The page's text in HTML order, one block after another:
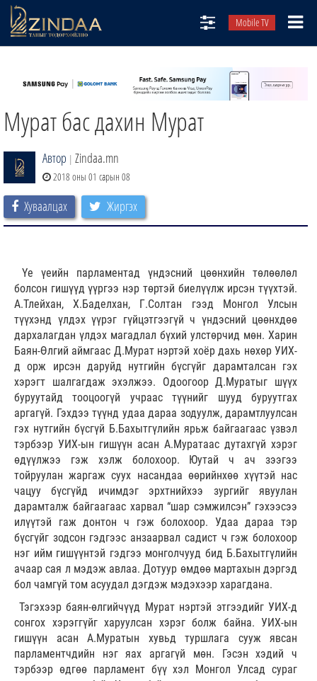
Mobile TV
ТВ8
ӨГЛӨӨНИЙ СОНИН
АУДИО ЗОХИОЛ
ЗИНДАА СЭТГҮҮЛ
Мурат бас дахин Мурат
Автор | Zindaa.mn
2018 оны 01 сарын 08
Хуваалцах Жиргэх
Үе үеийн парламентад үндэсний цөөнхийн төлөөлөл
болсон гишүүд үүргээ нэр төртэй биелүүлж ирсэн түүхтэй.
А.Тлейхан, Х.Баделхан, Г.Солтан гээд Монгол Улсын
түүхэнд үлдэх үүрэг гүйцэтгээгүй ч үндэсний цөөнхдөө
дархалагдан үлдэх магадлал бүхий улстөрчид мөн. Харин
Баян-Өлгий аймгаас Д.Мурат нэртэй хоёр дахь нөхөр УИХ-
д орж ирсэн даруйд нутгийн бүсгүйг дарамталсан гэх
хэрэгт шалгагдаж эхэлжээ. Одоогоор Д.Муратыг шүүх
буруутайд тооцоогүй учраас түүнийг шууд буруутгах
аргагүй. Гэхдээ түүнд удаа дараа зодуулж, дарамтлуулсан
гэх нутгийн бүсгүй Б.Бахытгүлийн ярьж байгаагаас үзвэл
тэрбээр УИХ-ын гишүүн асан А.Муратаас дутахгүй хэрэг
өдүүлжээ гэж хэлж болохоор. Юутай ч ач зээгээ
тойруулан жаргаж суух насандаа өөрийнхөө хүүтэй нас
чацуу бүсгүйд ичимдэг эрхтнийхээ зургийг явуулан
дарамталж байгаагаас харвал “шар сэмжилсэн” гэхээсээ
илүүтэй гаж донтон ч гэж болохоор. Удаа дараа тэр
бүсгүйг зодсон гэдгээс анзаарвал садист ч гэж болохоор
нэг ийм гишүүнтэй гэдгээ монголчууд бид Б.Бахытгүлийн
ачаар сая л мэдэж авлаа. Дотуур өмдөө мартахын дэргэд
бол чамгүй том асуудал дэгдэж мэдэхээр харагдана.
Тэгэхээр баян-өлгийчүүд Мурат нэртэй этгээдийг УИХ-д
сонгох хэрэггүйг харуулсан хэрэг болж байна. УИХ-ын
гишүүн асан А.Муратын хувьд туршлага сууж явсан
парламентчдийн нэг яах аргагүй мөн. Гэсэн хэдий ч
тэрбээр өдгөө парламент бүү хэл Монгол Улсад сураг